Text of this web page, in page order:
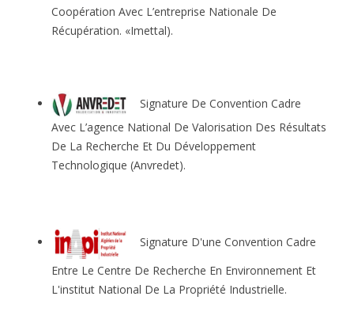
Coopération Avec L’entreprise Nationale De
Récupération. «Imettal).
Signature De Convention Cadre
Avec L’agence National De Valorisation Des Résultats
De La Recherche Et Du Développement
Technologique (Anvredet).
Signature D'une Convention Cadre
Entre Le Centre De Recherche En Environnement Et
L'institut National De La Propriété Industrielle.